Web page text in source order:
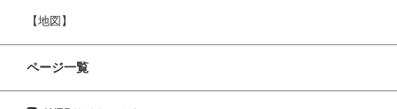
【地図】
ページ一覧